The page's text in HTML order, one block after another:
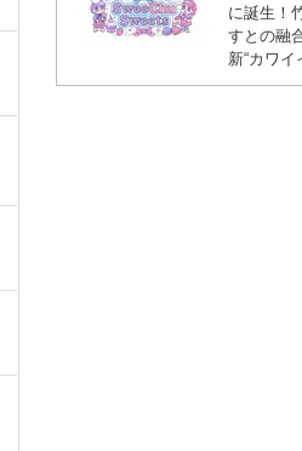
に誕生！
すとの融
新“カワイ